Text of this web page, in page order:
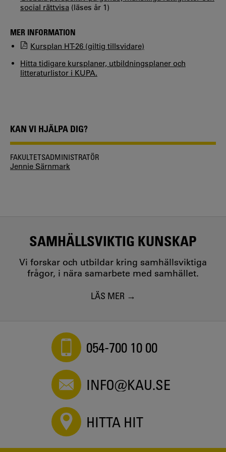
social rättvisa (läses år 1)
MER INFORMATION
Kursplan HT-26 (giltig tillsvidare)
Hitta tidigare kursplaner, utbildningsplaner och
litteraturlistor i KUPA.
KAN VI HJÄLPA DIG?
FAKULTETSADMINISTRATÖR
Jennie Särnmark
SAMHÄLLSVIKTIG KUNSKAP
Vi forskar och utbildar kring samhällsviktiga
frågor, i nära samarbete med samhället.
LÄS MER
054-700 10 00
INFO@KAU.SE
HITTA HIT